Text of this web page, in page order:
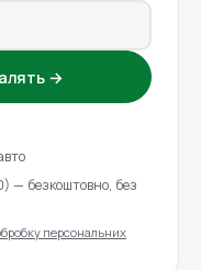
→
— безкоштовно, без
персональних